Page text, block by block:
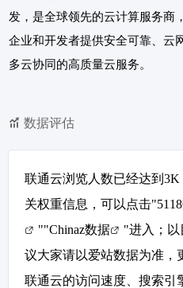
发，是全球领先的云计算服务商
企业和开发者提供安全可靠、云
多云协同的高质量云服务。
数据评估
联通云浏览人数已经达到
关权重信息，可以点击"
""Chinaz数据
"进入；以
议大家请以爱站数据为准，
联通云的访问速度、搜索引